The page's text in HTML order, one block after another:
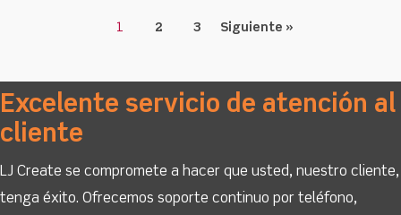
1 2 3 Siguiente »
Excelente servicio de atención al
cliente
LJ Create se compromete a hacer que usted, nuestro cliente,
tenga éxito. Ofrecemos soporte continuo por teléfono,